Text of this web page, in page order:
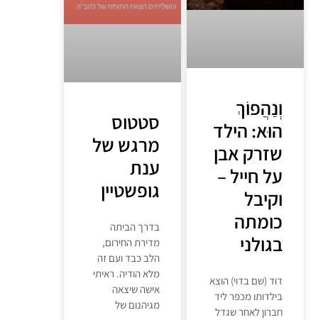
וְנַהֲפוֹךְ
הוּא: הילד
שזרק אבן
על חייל –
וקיבל
כומתה
בגולני
דוד (שם בדוי) הוצא
בילדותו מכפר ליד
חברון לאחר שגדל
סטטוס
מרגש של
ענת
גופשטיין
בדרך הביתה
מדירת החירום,
הלב כבד ועם זה
מלא הודיה. ראיתי
אישה שיצאה
מגיהנום של